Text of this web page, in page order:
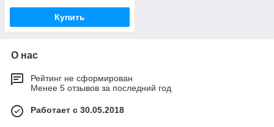
Купить
О нас
Рейтинг не сформирован
Менее 5 отзывов за последний год
Работает с 30.05.2018